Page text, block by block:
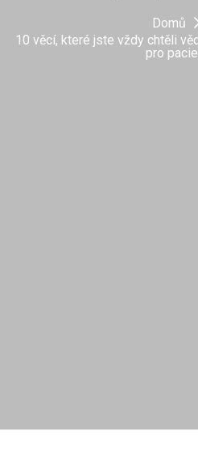
Domů
10 věcí, které jste vždy chtěli
pro